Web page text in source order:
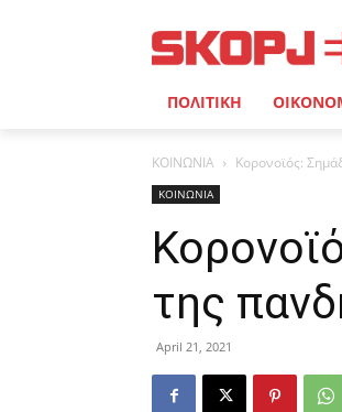
ΠΟΛΙΤΙΚΗ
ΚΟΙΝΩΝΙΑ Κορονοϊός:
ΚΟΙΝΩΝΙΑ
της
April 21, 2021